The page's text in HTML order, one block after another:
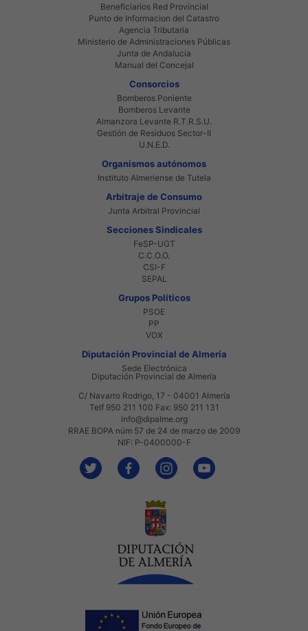
Beneficiarios Red Provincial
Punto de Informacion del Catastro
Agencia Tributaria
Ministerio de Administraciones Públicas
Junta de Andalucia
Manual del Concejal
Consorcios
Bomberos Poniente
Bomberos Levante
Almanzora Levante R.T.R.S.U.
Gestión de Residuos Sector-II
U.N.E.D.
Organismos autónomos
Instituto Almeriense de Tutela
Arbitraje de Consumo
Junta Arbitral Provincial
Secciones Sindicales
FeSP-UGT
C.C.O.O.
CSI-F
SEPAL
Grupos Políticos
PSOE
PP
VOX
Diputación Provincial de Almería
Sede Electrónica
Diputación Provincial de Almería
C/ Navarro Rodrigo, 17 - 04001 Almería
Telf 950 211 100 Fax: 950 211 131
info@dipalme.org
RRAE BOPA núm 57 de 24 de marzo de 2009
NIF: P-0400000-F